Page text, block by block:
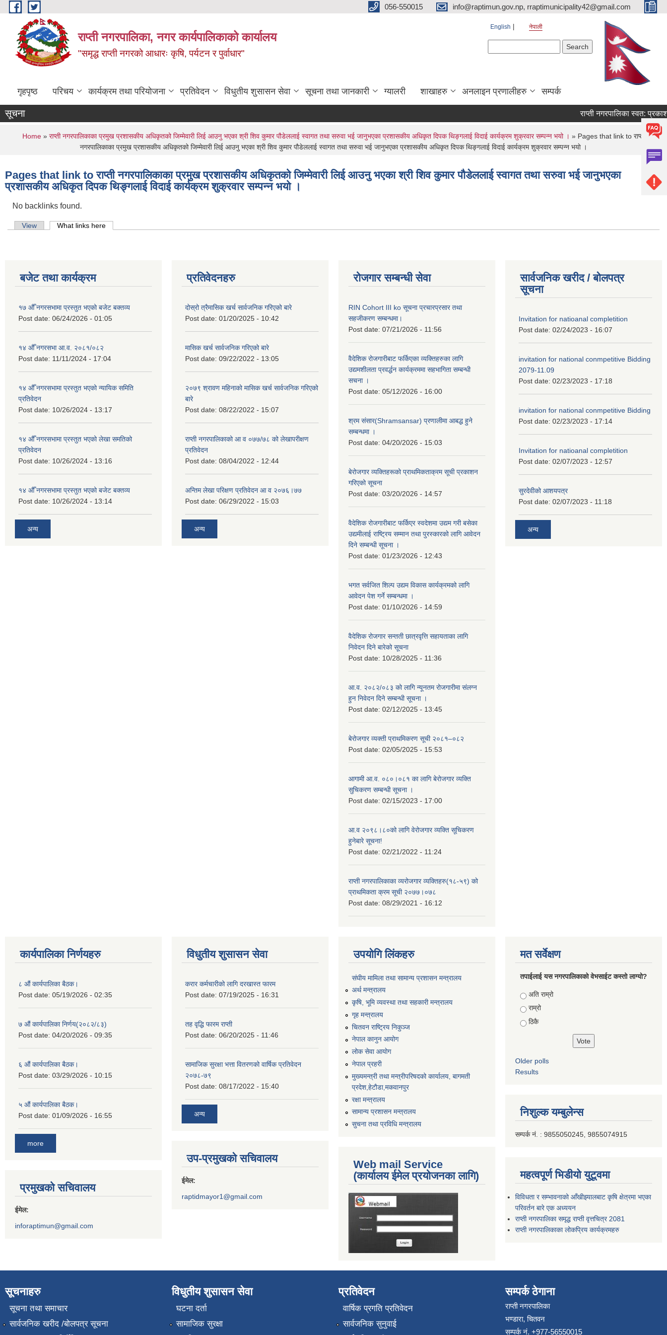
Skip to main content 056-550015 info@raptimun.gov.np, rraptimunicipality42@gmail.com
राप्ती नगरपालिका, नगर कार्यपालिकाको कार्यालय
"समृद्ध राप्ती नगरको आधारः कृषि, पर्यटन र पुर्वाधार"
English नेपाली
गृहपृष्ठ परिचय कार्यक्रम तथा परियोजना प्रतिवेदन विधुतीय शुसासन सेवा सूचना तथा जानकारी ग्यालरी शाखाहरु अनलाइन प्रणालीहरु सम्पर्क
सूचना राप्ती नगरपालिका स्वत:
You are here
Home» राप्ती नगरपालिकाका प्रमुख प्रशासकीय अधिकृतको जिम्मेवारी लिई आउनु भएका श्री शिव कुमार पौडेललाई स्वागत तथा सरुवा भई जानुभएका प्रशासकीय अधिकृत दिपक थिङ्गलाई विदाई कार्यक्रम शुक्रवार सम्पन्न भयो । » Pages that link to राप्ती
नगरपालिकाका प्रमुख प्रशासकीय अधिकृतको जिम्मेवारी लिई आउनु भएका श्री शिव कुमार पौडेललाई स्वागत तथा सरुवा भई जानुभएका प्रशासकीय अधिकृत दिपक थिङ्गलाई विदाई कार्यक्रम शुक्रवार सम्पन्न भयो ।
Pages that link to राप्ती नगरपालिकाका प्रमुख प्रशासकीय अधिकृतको जिम्मेवारी लिई आउनु भएका श्री शिव कुमार पौडेललाई स्वागत तथा सरुवा भई जानुभएका
प्रशासकीय अधिकृत दिपक थिङ्गलाई विदाई कार्यक्रम शुक्रवार सम्पन्न भयो ।
No backlinks found.
Primary tabs
View What links here
बजेट तथा कार्यक्रम
१७ औँ नगरसभामा प्रस्तुत भएको बजेट बक्तव्य
Post date: 06/24/2026 - 01:05
१४ औँ नगरसभा आ.व. २०८१/०८२
Post date: 11/11/2024 - 17:04
१४ औँ नगरसभामा प्रस्तुत भएको न्यायिक समिति
प्रतिवेदन
Post date: 10/26/2024 - 13:17
१४ औँ नगरसभामा प्रस्तुत भएको लेखा समतिको
प्रतिवेदन
Post date: 10/26/2024 - 13:16
१४ औँ नगरसभामा प्रस्तुत भएको बजेट बक्तव्य
Post date: 10/26/2024 - 13:14
अन्य
प्रतिवेदनहरु
दोस्रो त्रैमासिक खर्च सार्वजनिक गरिएको बारे
Post date: 01/20/2025 - 10:42
मासिक खर्च सार्वजनिक गरिएको बारे
Post date: 09/22/2022 - 13:05
२०७९ श्रावण महिनाको मासिक खर्च सार्वजनिक गरिएको
बारे
Post date: 08/22/2022 - 15:07
राप्ती नगरपालिकाको आ व ०७७/७८ को लेखापरीक्षण
प्रतिवेदन
Post date: 08/04/2022 - 12:44
अन्तिम लेखा परिक्षण प्रतिवेदन आ व २०७६।७७
Post date: 06/29/2022 - 15:03
अन्य
रोजगार सम्बन्धी सेवा
RIN Cohort III ko सूचना प्रचारप्रसार तथा
सहजीकरण सम्बन्धमा।
Post date: 07/21/2026 - 11:56
वैदेशिक रोजगारीबाट फर्किएका व्यक्तिहरुका लागि
उद्यमशीलता प्रवर्द्धन कार्यक्रममा सहभागिता सम्बन्धी
सचना ।
Post date: 05/12/2026 - 16:00
श्रम संसार(Shramsansar) प्रणालीमा आबद्ध हुने
सम्बन्धमा ।
Post date: 04/20/2026 - 15:03
बेरोजगार व्यक्तिहरूको प्राथमिकताक्रम सूची प्रकाशन
गरिएको सूचना
Post date: 03/20/2026 - 14:57
वैदेशिक रोजगारीबाट फर्किएर स्वदेशमा उद्यम गरी बसेका
उद्यमीलाई राष्ट्रिय सम्मान तथा पुरस्कारको लागि आवेदन
दिने सम्बन्धी सूचना ।
Post date: 01/23/2026 - 12:43
भगत सर्वजित शिल्प उद्यम विकास कार्यक्रमको लागि
आवेदन पेश गर्ने सम्बन्धमा ।
Post date: 01/10/2026 - 14:59
वैदेशिक रोजगार सन्तती छात्रवृत्ति सहायताका लागि
निवेदन दिने बारेको सूचना
Post date: 10/28/2025 - 11:36
आ.व. २०८२/०८३ को लागि न्यूनतम रोजगारीमा संलग्न
हुन निवेदन दिने सम्बन्धी सूचना ।
Post date: 02/12/2025 - 13:45
बेरोजगार व्यक्ती प्राथमिकरण सूची २०८१–०८२
Post date: 02/05/2025 - 15:53
आगामी आ.व. ०८०।०८१ का लागि बेरोजगार व्यक्ति
सुचिकरण सम्बन्धी सूचना ।
Post date: 02/15/2023 - 17:00
आ.व २०९८।८०को लागि वेरोजगार व्यक्ति सूचिकरण
हुनेबारे सूचना!
Post date: 02/21/2022 - 11:24
राप्ती नगरपालिकाका व्यरोजगार व्यक्तिहरु(१८-५९) को
प्राथमिकता क्रम सूची २०७७।०७८
Post date: 08/29/2021 - 16:12
सार्वजनिक खरीद / बोलपत्र
सूचना
Invitation for natioanal completition
Post date: 02/24/2023 - 16:07
invitation for national conmpetitive Bidding
2079-11.09
Post date: 02/23/2023 - 17:18
invitation for national conmpetitive Bidding
Post date: 02/23/2023 - 17:14
Invitation for natioanal completition
Post date: 02/07/2023 - 12:57
सुरदेवीको आशयपत्र
Post date: 02/07/2023 - 11:18
अन्य
कार्यपालिका निर्णयहरु
८ औं कार्यपालिका बैठक।
Post date: 05/19/2026 - 02:35
७ औं कार्यपालिका निर्णय(२०८२/८३)
Post date: 04/20/2026 - 09:35
६ औं कार्यपालिका बैठक।
Post date: 03/29/2026 - 10:15
५ औं कार्यपालिका बैठक।
Post date: 01/09/2026 - 16:55
more
प्रमुखको सचिवालय
ईमेल:
inforaptimun@gmail.com
विधुतीय शुसासन सेवा
करार कर्मचारीको लागि दरखास्त फारम
Post date: 07/19/2025 - 16:31
तह वृद्धि फारम राप्ती
Post date: 06/20/2025 - 11:46
सामाजिक सुरक्षा भत्ता वितरणको वार्षिक प्रतिवेदन
२०७८-७९
Post date: 08/17/2022 - 15:40
अन्य
उप-प्रमुखको सचिवालय
ईमेल:
raptidmayor1@gmail.com
उपयोगि लिंकहरु
संघीय मामिला तथा सामान्य प्रशासन मन्त्रालय
अर्थ मन्त्रालय
कृषि, भूमि व्यवस्था तथा सहकारी मन्त्रालय
गृह मन्त्रालय
चितवन राष्ट्रिय निकुञ्ज
नेपाल कानुन आयोग
लोक सेवा आयोग
नेपाल प्रहरी
मुख्यमन्त्री तथा मन्त्रीपरिषदको कार्यालय, बागमती
प्रदेश,हेटाैडा,मकवानपुर
रक्षा मन्त्रालय
सामान्य प्रशासन मन्त्रालय
सुचना तथा प्रविधि मन्त्रालय
Web mail Service
(कार्यालय ईमेल प्रयोजनका लागि)
मत सर्वेक्षण
तपाईलाई यस नगरपालिकाको वेभसाईट कस्तो लाग्यो?
Choices
अति राम्रो
राम्रो
ठिकै
Older polls
Results
निशुल्क यम्बुलेन्स
सम्पर्क नं. : 9855050245, 9855074915
महत्वपूर्ण भिडीयो युटूवमा
विविधता र सम्भावनाको आँखीझ्यालबाट कृषि क्षेत्रमा भएका
परिवर्तन बारे एक अध्ययन
राप्ती नगरपालिका समृद्ध राप्ती वृत्तचित्र 2081
राप्ती नगरपालिकाका लोकप्रिय कार्यक्रमहरु
सूचनाहरु
सूचना तथा समाचार
सार्वजनिक खरीद /बोलपत्र सूचना
विधुतीय शुसासन सेवा
घटना दर्ता
सामाजिक सुरक्षा
प्रतिवेदन
वार्षिक प्रगति प्रतिवेदन
सार्वजनिक सुनुवाई
सम्पर्क ठेगाना
राप्ती नगरपालिका
भण्डारा, चितवन
सम्पर्क नं. +977-56550015